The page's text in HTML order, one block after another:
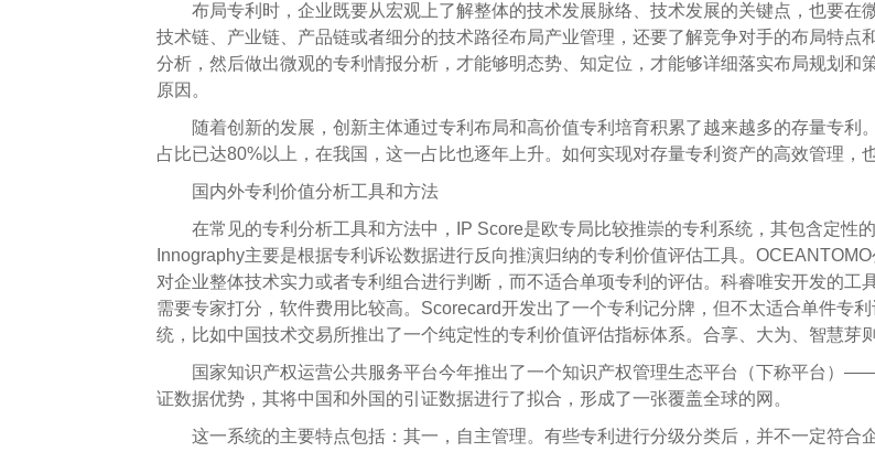
布局专利 时，企业既要从宏观上了解整体的技术发展脉络、技术发展的关键点，也要
技术链、产业链、产品链或者细分的技术路径布局产业管理，还要了解竞争对手的布局特
分析，然后做出微观的专利情报分析，才能够明态势、知定位，才能够详细落实布局规划
原因。
随着创新的发展，创新主体通过专利布局和高价值专利培育积累了越来越多的存量专利
占比已达80%以上，在我国，这一占比也逐年上升。如何实现对存量专利资产的高效管理，
国内外专利 价值分析工具和方法
在常见的专利分析工具和方法中，IP Score是欧专局比较推崇的专利系统，其包含定性的
Innography主要是根据专利诉讼数据进行反向推演归纳的专利价值评估工具。
对企业整体技术实力或者专利组合进行判断，而不适合单项专利的评估。科睿唯安开发的工
需要专家打分，软件费用比较高。Scorecard开发出了一个专利记分牌，但不太适合单件专
统，比如中国技术交易所推出了一个纯定性的专利价值评估指标体系。合享、大为、智慧芽
国家知识产权运营公共服务平台今年推出了一个知识产权管理生态平台（下称平台）
证数据优势，其将中国和外国的引证数据进行了拟合，形成了一张覆盖全球的网。
这一系统的主要特点包括：其一，自主管理。有些专利进行分级分类后，并不一定符合